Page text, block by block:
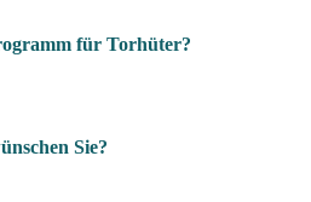
für Torhüter?
Sie?